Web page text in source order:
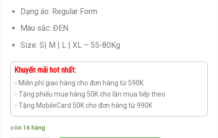
Dạng áo: Regular Form
Màu sắc: ĐEN
Size: S| M | L | XL – 55-80Kg
Khuyến mãi hot nhất:
- Miễn phí giao hàng cho đơn hàng từ 590K.
- Tặng phiếu mua hàng 50K cho lần mua tiếp theo
- Tặng MobileCard 50K cho đơn hàng từ 990K
còn 16 hàng